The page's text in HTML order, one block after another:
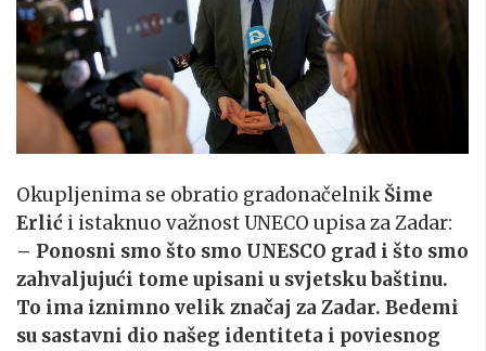
Okupljenima se obratio gradonačelnikŠime
Erlić i istaknuo važnost UNECO upisa za Zadar:
– Ponosni smo što smo UNESCO grad i što smo
zahvaljujući tome upisani u svjetsku baštinu.
To ima iznimno velik značaj za Zadar. Bedemi
su sastavni dio našeg identiteta i poviesnog